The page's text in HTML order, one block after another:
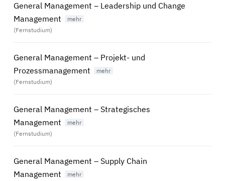
General Management – Leadership und Change
Management
(Fernstudium)
General Management – Projekt- und
Prozessmanagement
(Fernstudium)
General Management – Strategisches
Management
(Fernstudium)
General Management – Supply Chain
Management